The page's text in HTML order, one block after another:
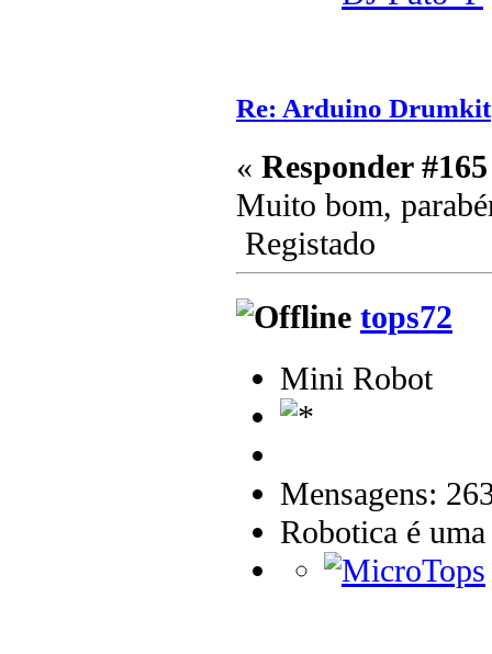
Re: Arduino Drumkit
« Responder
Muito bom,
Registado
tops72
Mini Robot
Mensagens:
Robotica é